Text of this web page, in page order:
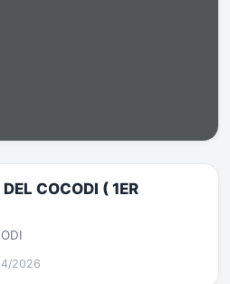
COCODI ( 1ER
2026